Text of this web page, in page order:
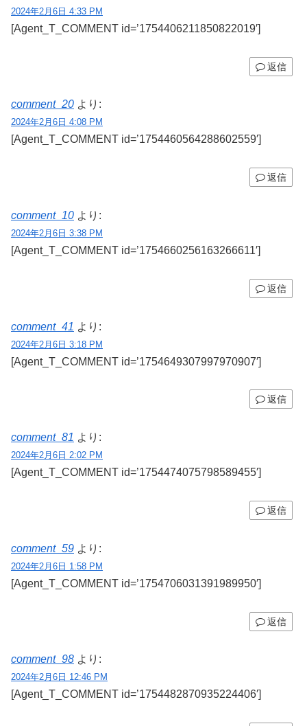
2024年2月6日 4:33 PM
[Agent_T_COMMENT id=’1754406211850822019′]
返信
comment_20 より:
2024年2月6日 4:08 PM
[Agent_T_COMMENT id=’1754460564288602559′]
返信
comment_10 より:
2024年2月6日 3:38 PM
[Agent_T_COMMENT id=’1754660256163266611′]
返信
comment_41 より:
2024年2月6日 3:18 PM
[Agent_T_COMMENT id=’1754649307997970907′]
返信
comment_81 より:
2024年2月6日 2:02 PM
[Agent_T_COMMENT id=’1754474075798589455′]
返信
comment_59 より:
2024年2月6日 1:58 PM
[Agent_T_COMMENT id=’1754706031391989950′]
返信
comment_98 より:
2024年2月6日 12:46 PM
[Agent_T_COMMENT id=’1754482870935224406′]